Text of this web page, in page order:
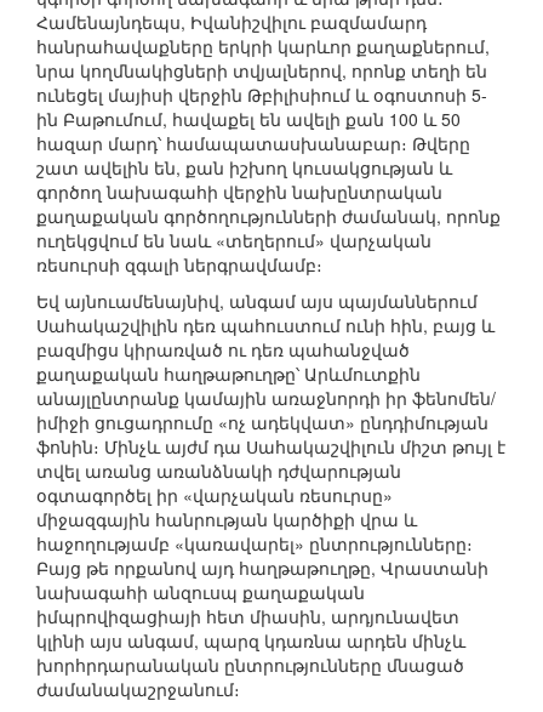
Համենայնդեպս, Իվանիշվիլու բազմամարդ
հանրահավաքները երկրի կարևոր քաղաքներում,
նրա կողմնակիցների տվյալներով, որոնք տեղի են
ունեցել մայիսի վերջին Թբիլիսիում և օգոստոսի 5-
ին Բաթումում, հավաքել են ավելի քան 100 և 50
հազար մարդ՝ համապատասխանաբար։ Թվերը
շատ ավելին են, քան իշխող կուսակցության և
գործող նախագահի վերջին նախընտրական
քաղաքական գործողությունների ժամանակ, որոնք
ուղեկցվում են նաև «տեղերում» վարչական
ռեսուրսի զգալի ներգրավմամբ։
Եվ այնուամենայնիվ, անգամ այս պայմաններում
Սահակաշվիլին դեռ պահուստում ունի հին, բայց և
բազմիցս կիրառված ու դեռ պահանջված
քաղաքական հաղթաթուղթը՝ Արևմուտքին
անայլընտրանք կամային առաջնորդի իր ֆենոմեն/
իմիջի ցուցադրումը «ոչ ադեկվատ» ընդդիմության
ֆոնին։ Մինչև այժմ դա Սահակաշվիլուն միշտ թույլ է
տվել առանց առանձնակի դժվարության
օգտագործել իր «վարչական ռեսուրսը»
միջազգային հանրության կարծիքի վրա և
հաջողությամբ «կառավարել» ընտրությունները։
Բայց թե որքանով այդ հաղթաթուղթը, Վրաստանի
նախագահի անզուսպ քաղաքական
իմպրովիզացիայի հետ միասին, արդյունավետ
կլինի այս անգամ, պարզ կդառնա արդեն մինչև
խորհրդարանական ընտրությունները մնացած
ժամանակաշրջանում։